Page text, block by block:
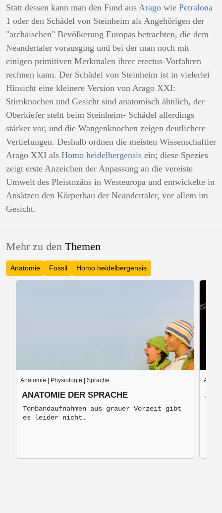
Statt dessen kann man den Fund aus Arago wie Petralona
1 oder den Schädel von Steinheim als Angehörigen der
"archaischen" Bevölkerung Europas betrachten, die dem
Neandertaler vorausging und bei der man noch mit
einigen primitiven Merkmalen ihrer erectus-Vorfahren
rechnen kann. Der Schädel von Steinheim ist in vielerlei
Hinsicht eine kleinere Version von Arago XXI:
Stirnknochen und Gesicht sind anatomisch ähnlich, der
Oberkiefer steht beim Steinheim- Schädel allerdings
stärker vor, und die Wangenknochen zeigen deutlichere
Vertiefungen. Deshalb ordnen die meisten Wissenschaftler
Arago XXI als Homo heidelbergensis ein; diese Spezies
zeigt erste Anzeichen der Anpassung an die vereiste
Umwelt des Pleistozäns in Westeuropa und entwickelte in
Ansätzen den Körperbau der Neandertaler, vor allem im
Gesicht.
Mehr zu den Themen
Anatomie Fossil Homo heidelbergensis
Anatomie | Physiologie | Sprache
ANATOMIE DER SPRACHE
Tonbandaufnahmen aus grauer Vorzeit gibt
es leider nicht.